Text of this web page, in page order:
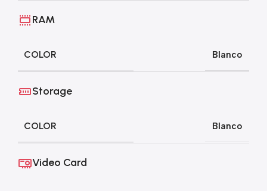
RAM
COLOR Blanco
Storage
COLOR Blanco
Video Card